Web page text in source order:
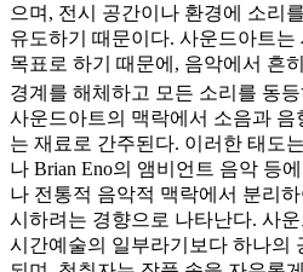
으며, 전시 공간이나 환경에 소리
유도하기 때문이다. 사운드아트
목표로 하기 때문에, 음악에서 흔
경계를 해체하고 모든 소리를 동
사운드아트의 맥락에서 소음과 음
는 재료로 간주된다. 이러한 태도
나 Brian Eno의 앰비언트 음악 등
나 전통적 음악적 맥락에서 분리
시하려는 경향으로 나타난다. 사
시간예술의 일부라기보다 하나의